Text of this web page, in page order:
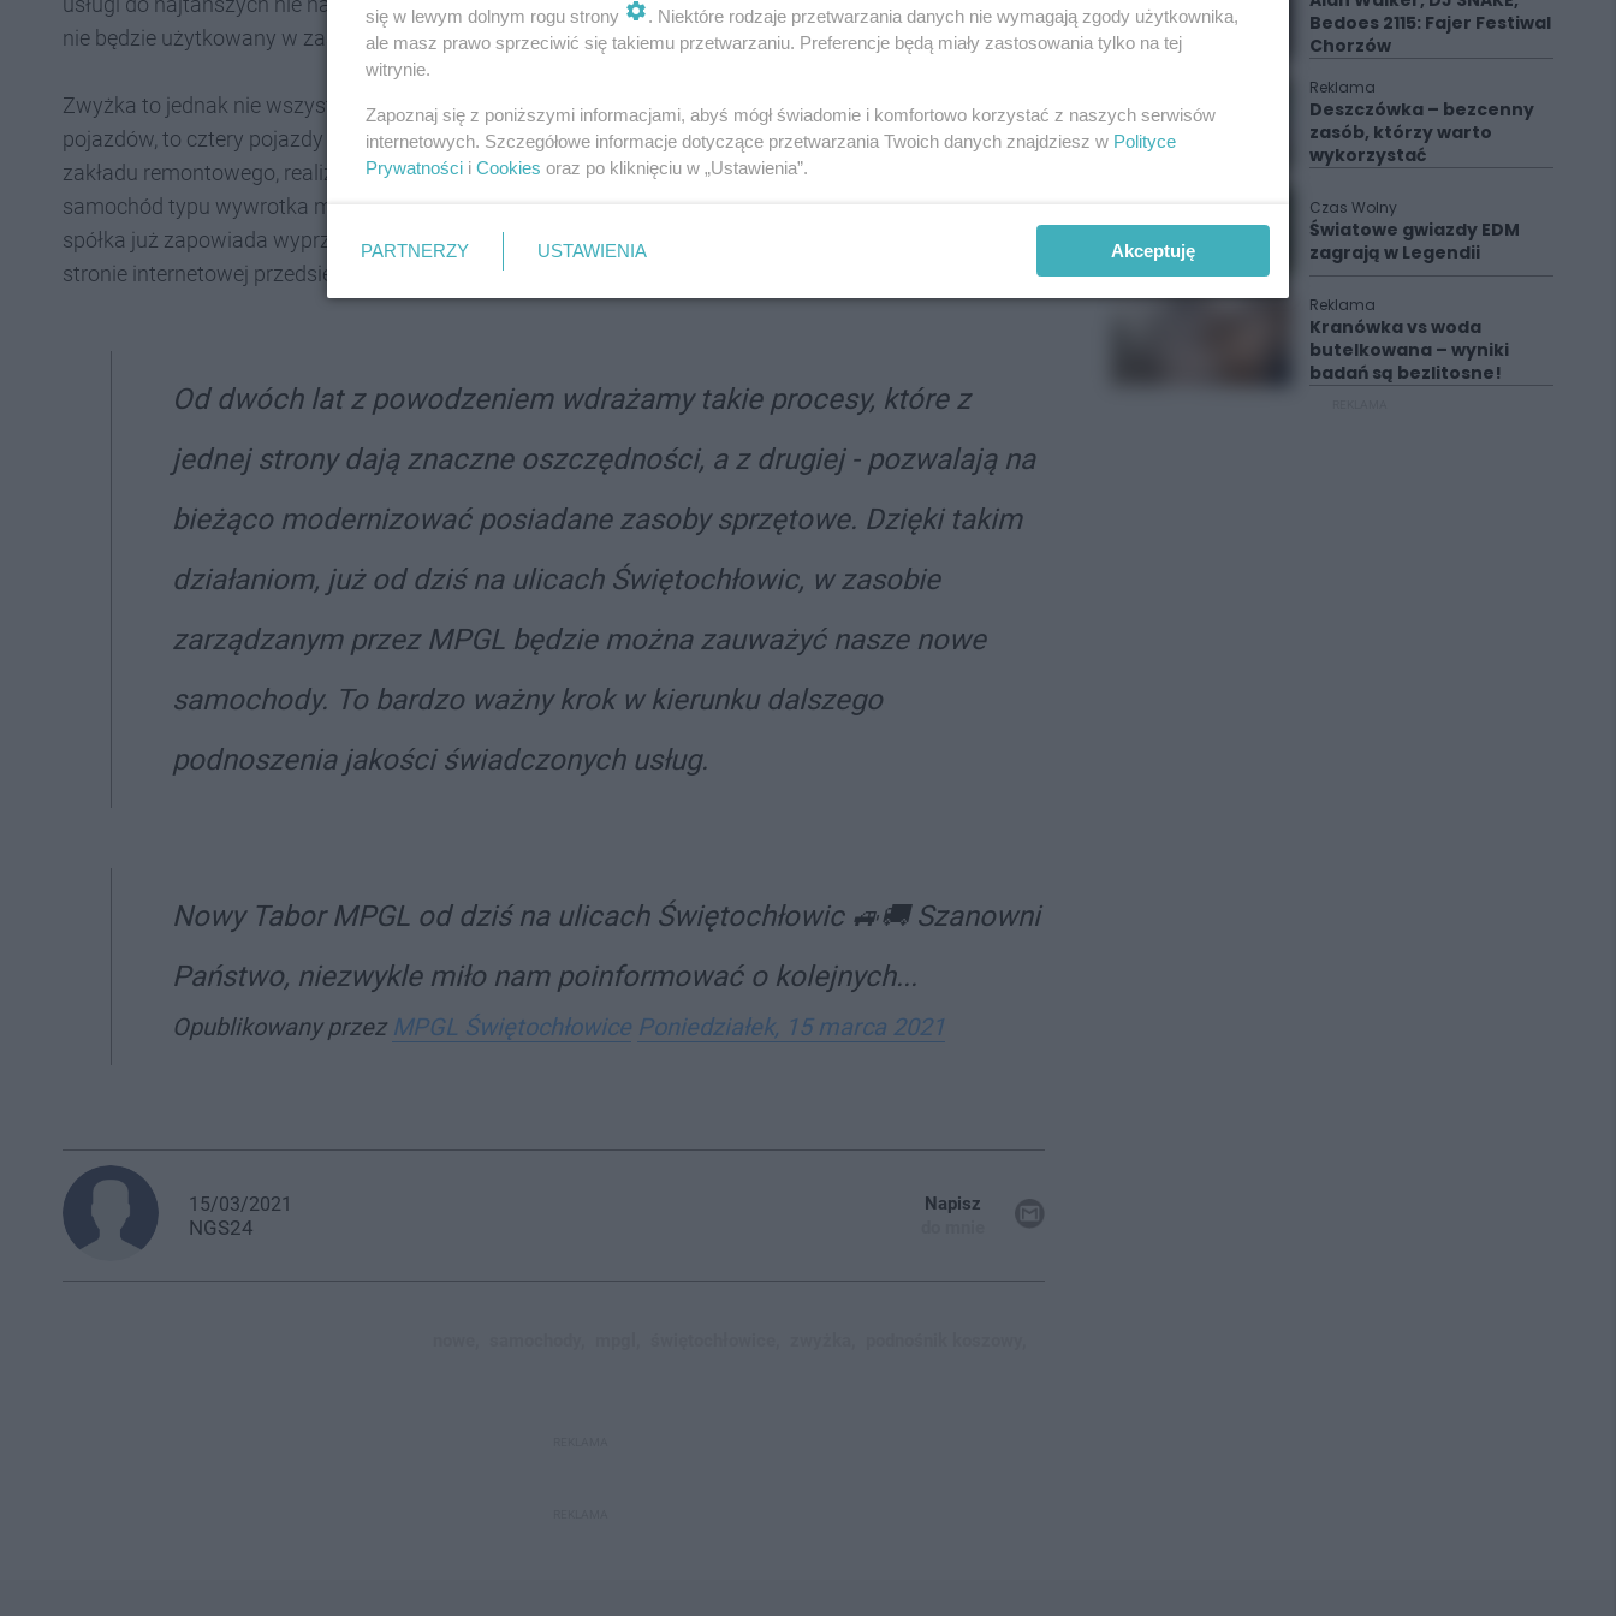
nie będzie użytkowany w zasobie i dzięki temu zwiększy swoje przychody.
Zwyżka to jednak nie wszystko. Na ulicach Świętochłowic będzie można zauważyć także kilka innych
pojazdów, to cztery pojazdy typu Van - marki Dacia Dokker, które będą służyły pracownikom fizycznym
zakładu remontowego, realizującym bezpośrednio prace na zasobie mieszkaniowym. Ponadto
samochód typu wywrotka marki Renault Master - czytamy na stronie internetowej MPGL. Jednocześnie
spółka już zapowiada wyprzedaż dotychczasowych pojazdów. Ogłoszenia wkrótce mają się pojawić na
stronie internetowej przedsiębiorstwa. Dewiza zarządu jest jednoznaczna:
Od dwóch lat z powodzeniem wdrażamy takie procesy, które z
jednej strony dają znaczne oszczędności, a z drugiej - pozwalają na
bieżąco modernizować posiadane zasoby sprzętowe. Dzięki takim
działaniom, już od dziś na ulicach Świętochłowic, w zasobie
zarządzanym przez MPGL będzie można zauważyć nasze nowe
samochody. To bardzo ważny krok w kierunku dalszego
podnoszenia jakości świadczonych usług.
Nowy Tabor MPGL od dziś na ulicach Świętochłowic 🚙🚚 Szanowni
Państwo, niezwykle miło nam poinformować o kolejnych...
Opublikowany przez MPGL Świętochłowice Poniedziałek, 15 marca 2021
15/03/2021
NGS24
Napisz
Bedoes 2115: Fajer Festiwal
Chorzów
Reklama
Deszczówka – bezcenny
zasób, którzy warto
wykorzystać
Czas Wolny
Światowe gwiazdy EDM
zagrają w Legendii
Reklama
Kranówka vs woda
butelkowana – wyniki
badań są bezlitosne!
się w lewym dolnym rogu strony
. Niektóre rodzaje przetwarzania danych nie wymagają zgody użytkownika,
ale masz prawo sprzeciwić się takiemu przetwarzaniu. Preferencje będą miały zastosowania tylko na tej
witrynie.
Zapoznaj się z poniższymi informacjami, abyś mógł świadomie i komfortowo korzystać z naszych serwisów
internetowych. Szczegółowe informacje dotyczące przetwarzania Twoich danych znajdziesz w Polityce
Prywatności i Cookies oraz po kliknięciu w „Ustawienia”.
PARTNERZY USTAWIENIA Akceptuję